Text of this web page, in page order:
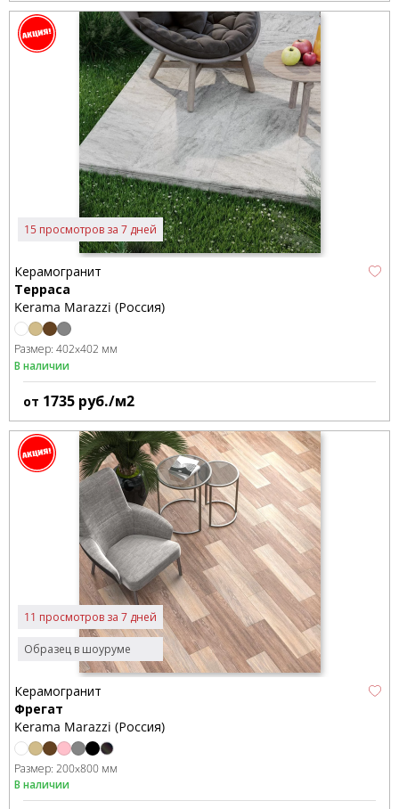
15 просмотров за 7 дней
Керамогранит
Терраса
Kerama Marazzi (Россия)
Размер: 402x402 мм
В наличии
от 1735 руб./м2
Образец в шоуруме
11 просмотров за 7 дней
Керамогранит
Фрегат
Kerama Marazzi (Россия)
Размер: 200x800 мм
В наличии